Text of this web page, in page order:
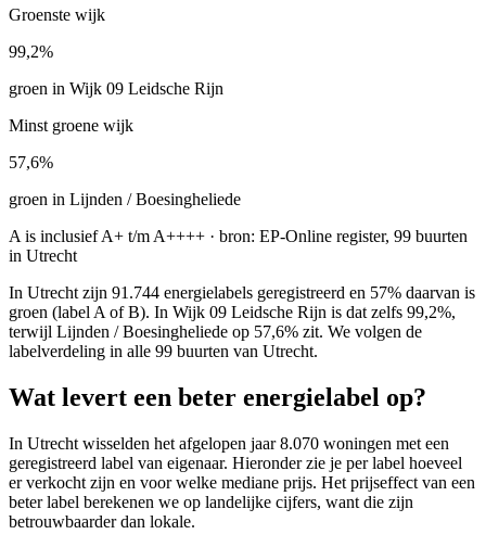
Groenste wijk
99,2%
groen in Wijk 09 Leidsche Rijn
Minst groene wijk
57,6%
groen in Lijnden / Boesingheliede
A is inclusief A+ t/m A++++ · bron: EP-Online register, 99 buurten
in Utrecht
In Utrecht zijn 91.744 energielabels geregistreerd en 57% daarvan is
groen (label A of B). In Wijk 09 Leidsche Rijn is dat zelfs 99,2%,
terwijl Lijnden / Boesingheliede op 57,6% zit. We volgen de
labelverdeling in alle 99 buurten van Utrecht.
Wat levert een beter energielabel op?
In Utrecht wisselden het afgelopen jaar 8.070 woningen met een
geregistreerd label van eigenaar. Hieronder zie je per label hoeveel
er verkocht zijn en voor welke mediane prijs. Het prijseffect van een
beter label berekenen we op landelijke cijfers, want die zijn
betrouwbaarder dan lokale.